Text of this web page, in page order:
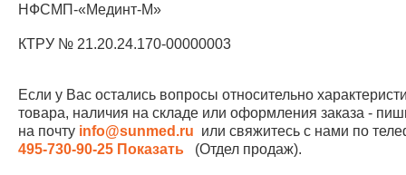
НФСМП-«Мединт-М»
КТРУ № 21.20.24.170-00000003
Если у Вас остались вопросы относительно
товара, наличия на складе или оформления заказа -
на почту info@sunmed.ru или свяжитесь с нами по
495-730-90-25 Показать (Отдел продаж).